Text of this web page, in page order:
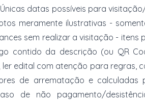
datas possíveis para
meramente ilustrativas -
sem realizar a visitação - itens
contido da descrição (ou QR
edital com atenção para regras,
de arrematação e calculadas
de não pagamento/